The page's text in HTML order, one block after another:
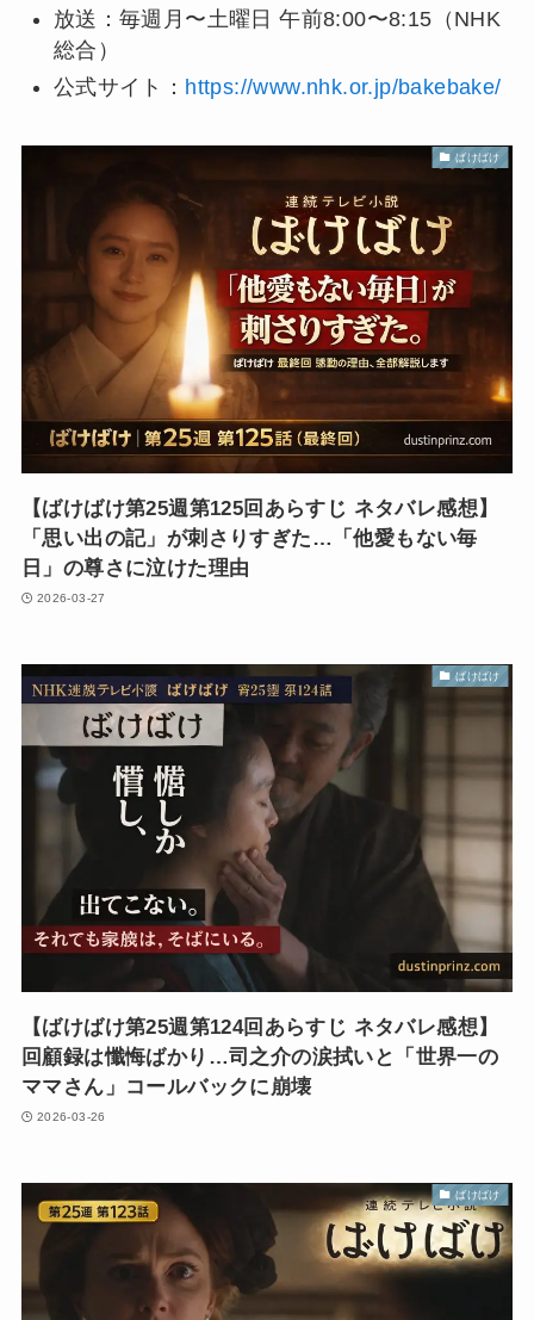
放送：毎週月〜土曜日 午前8:00〜8:15（NHK
総合）
公式サイト： https://www.nhk.or.jp/bakebake/
ばけばけ
【ばけばけ第25週第125回あらすじ ネタバレ感想】
「思い出の記」が刺さりすぎた…「他愛もない毎
日」の尊さに泣けた理由
2026-03-27
ばけばけ
【ばけばけ第25週第124回あらすじ ネタバレ感想】
回顧録は懺悔ばかり…司之介の涙拭いと「世界一の
ママさん」コールバックに崩壊
2026-03-26
ばけばけ